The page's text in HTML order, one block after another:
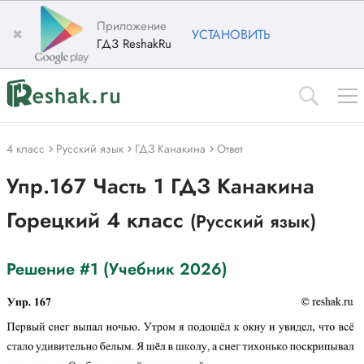
✖
Приложение
ГДЗ ReshakRu
УСТАНОВИТЬ
4 класс Русский язык ГДЗ Канакина Ответ
Упр.167 Часть 1 ГДЗ Канакина
Горецкий 4 класс (Русский язык)
Решение #1 (Учебник 2026)